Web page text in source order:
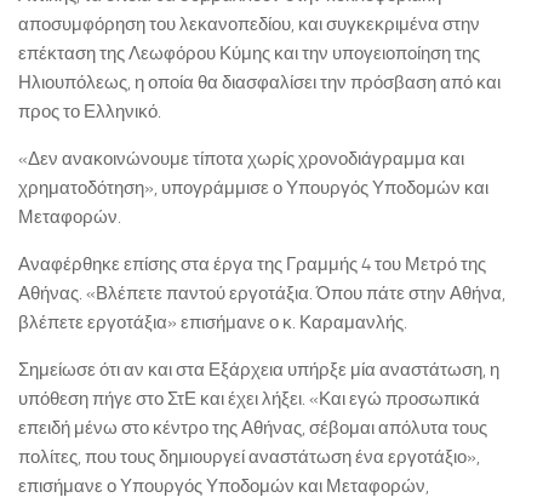
αποσυμφόρηση του λεκανοπεδίου, και συγκεκριμένα στην
επέκταση της Λεωφόρου Κύμης και την υπογειοποίηση της
Ηλιουπόλεως, η οποία θα διασφαλίσει την πρόσβαση από και
προς το Ελληνικό.
«Δεν ανακοινώνουμε τίποτα χωρίς χρονοδιάγραμμα και
χρηματοδότηση», υπογράμμισε ο Υπουργός Υποδομών και
Μεταφορών.
Αναφέρθηκε επίσης στα έργα της Γραμμής 4 του Μετρό της
Αθήνας. «Βλέπετε παντού εργοτάξια. Όπου πάτε στην Αθήνα,
βλέπετε εργοτάξια» επισήμανε ο κ. Καραμανλής.
Σημείωσε ότι αν και στα Εξάρχεια υπήρξε μία αναστάτωση, η
υπόθεση πήγε στο ΣτΕ και έχει λήξει. «Και εγώ προσωπικά
επειδή μένω στο κέντρο της Αθήνας, σέβομαι απόλυτα τους
πολίτες, που τους δημιουργεί αναστάτωση ένα εργοτάξιο»,
επισήμανε ο Υπουργός Υποδομών και Μεταφορών,